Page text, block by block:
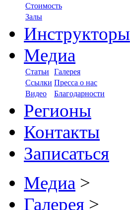
Стоимость
Залы
Инструкторы
Медиа
Статьи
Галерея
Ссылки Пресса о нас
Видео
Благодарности
Регионы
Контакты
Записаться
Медиа >
Галерея >